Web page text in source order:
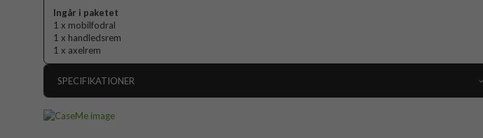
Ingår i paketet
1 x mobilfodral
1 x handledsrem
1 x axelrem
SPECIFIKATIONER